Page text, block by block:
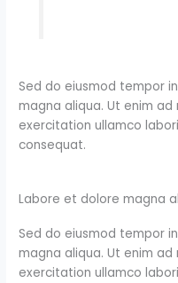
Sed do eiusmod tempor
magna aliqua. Ut enim ad
exercitation ullamco
consequat.
Labore et dolore magna
Sed do eiusmod tempor
magna aliqua. Ut enim ad
exercitation ullamco